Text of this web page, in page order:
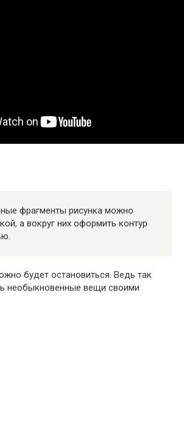
фрагменты рисунка можно
а вокруг них оформить контур
будет остановиться. Ведь так
необыкновенные вещи своими